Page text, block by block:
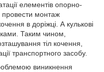
елементів опорно-
провести монтаж
в доріжці. А кулькові
Таким чином,
тіл кочення,
транспортного засобу.
виникнення